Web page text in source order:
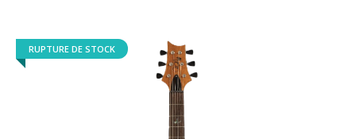
RUPTURE DE STOCK